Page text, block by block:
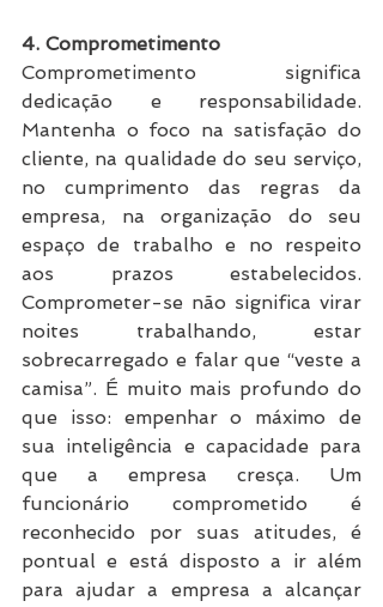
4. Comprometimento
Comprometimento significa
dedicação e responsabilidade.
Mantenha o foco na satisfação do
cliente, na qualidade do seu serviço,
no cumprimento das regras da
empresa, na organização do seu
espaço de trabalho e no respeito
aos prazos estabelecidos.
Comprometer-se não significa virar
noites trabalhando, estar
sobrecarregado e falar que “veste a
camisa”. É muito mais profundo do
que isso: empenhar o máximo de
sua inteligência e capacidade para
que a empresa cresça. Um
funcionário comprometido é
reconhecido por suas atitudes, é
pontual e está disposto a ir além
para ajudar a empresa a alcançar